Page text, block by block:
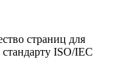
страниц для
ISO/IEC